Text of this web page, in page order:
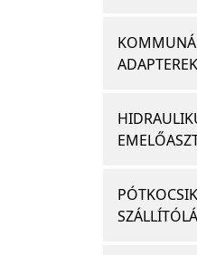
ADAPTEREK